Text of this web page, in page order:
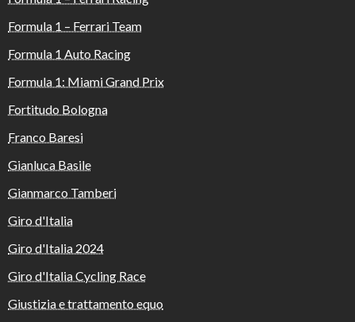
Formula 1 – Ferrari Team
Formula 1 Auto Racing
Formula 1: Miami Grand Prix
Fortitudo Bologna
Franco Baresi
Gianluca Basile
Gianmarco Tamberi
Giro d'Italia
Giro d'Italia 2024
Giro d'Italia Cycling Race
Giustizia e trattamento equo